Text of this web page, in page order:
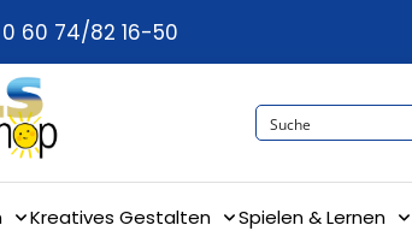
60 74/82 16-50
Kreatives Gestalten Spielen & Lernen